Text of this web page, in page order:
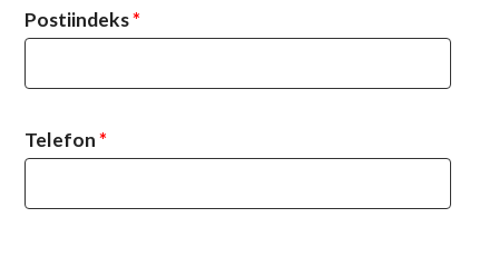
Postiindeks*
Telefon*